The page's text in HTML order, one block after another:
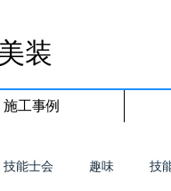
装
施工事例
技能士会 趣味 技